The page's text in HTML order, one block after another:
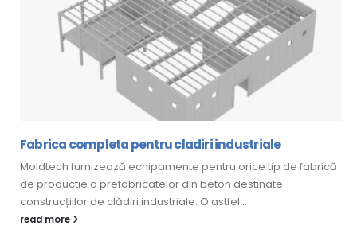
Fabrica completa pentru cladiri industriale
Moldtech furnizează echipamente pentru orice tip de fabrică
de productie a prefabricatelor din beton destinate
construcțiilor de clădiri industriale. O astfel...
read more